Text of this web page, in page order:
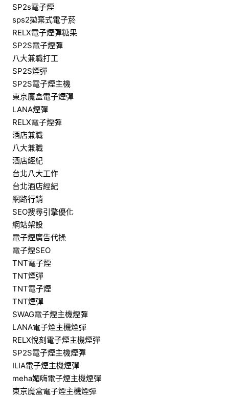
SP2s電子煙
sps2拋棄式電子菸
RELX電子煙彈糖果
SP2S電子煙彈
八大兼職打工
SP2S煙彈
SP2S電子煙主機
東京魔盒電子煙彈
LANA煙彈
RELX電子煙彈
酒店兼職
八大兼職
酒店經紀
台北八大工作
台北酒店經紀
網路行銷
SEO搜尋引擎優化
網站架設
電子煙廣告代操
電子煙SEO
TNT電子煙
TNT煙彈
TNT電子煙
TNT煙彈
SWAG電子煙主機煙彈
LANA電子煙主機煙彈
RELX悅刻電子煙主機煙彈
SP2S電子煙主機煙彈
ILIA電子煙主機煙彈
meha媚嗨電子煙主機煙彈
東京魔盒電子煙主機煙彈